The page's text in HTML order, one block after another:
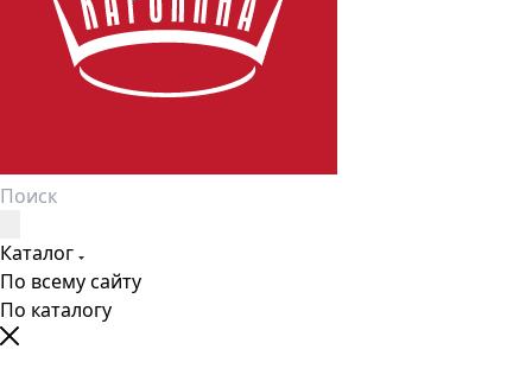
Каталог
По всему сайту
По каталогу